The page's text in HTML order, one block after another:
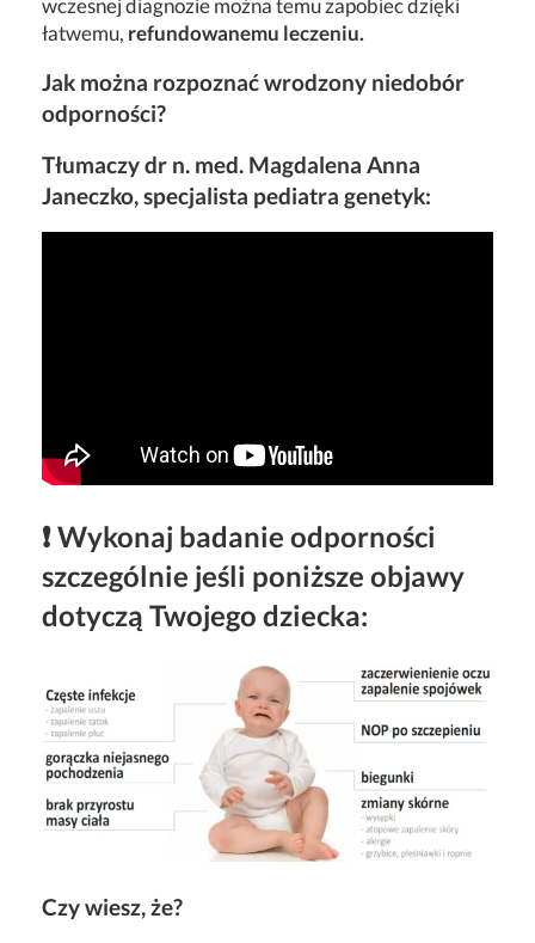
łatwemu, refundowanemu leczeniu.
Jak można rozpoznać wrodzony niedobór
odporności?
Tłumaczy dr n. med. Magdalena Anna
Janeczko, specjalista pediatra genetyk:
❗ Wykonaj badanie odporności
szczególnie jeśli poniższe objawy
dotyczą Twojego dziecka:
Czy wiesz, że?